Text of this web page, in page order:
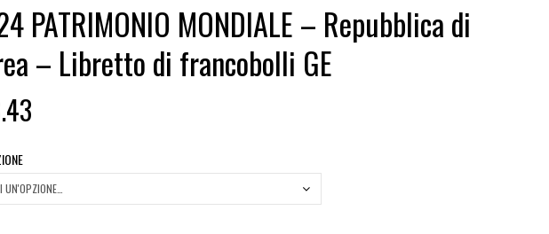
PATRIMONIO MONDIALE – Repubblica di
– Libretto di francobolli GE